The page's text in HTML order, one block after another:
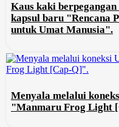
Kaus kaki
kapsul baru "Rencana
untuk Umat Manusia".
Menyala melalui
"Manmaru Frog Light